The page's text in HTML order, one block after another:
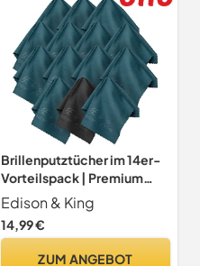
Brillenputztücher im 14er-
Vorteilspack | Premium
Mikrofasertücher 20x20cm
| Sicher geeignet für
Bildschirme, Tablets und
Edison & King
14,99 €
ZUM ANGEBOT